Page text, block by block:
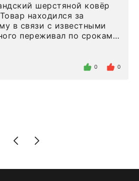
шерстяной ковёр
находился за
в связи с известными
переживал по срокам.
ровно в
время, без
всяких похвал. Выглядит
0 0